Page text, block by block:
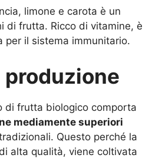
limone e carota è un
di frutta. Ricco di vitamine, è
per il sistema immunitario.
di frutta biologico comporta
mediamente superiori
Questo perché la
alta qualità, viene coltivata